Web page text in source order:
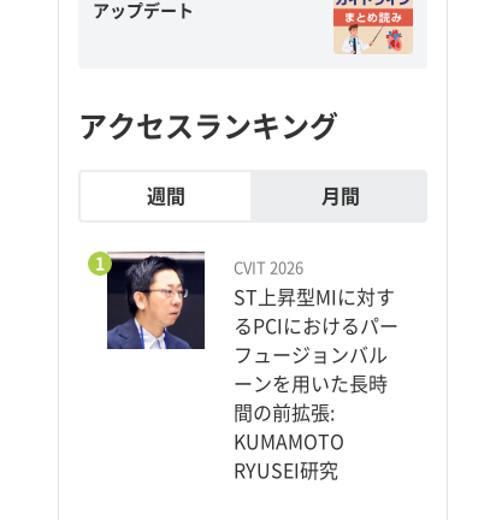
アップデート
アクセスランキング
週間 月間
1 CVIT 2026
ST上昇型MIに対す
るPCIにおけるパー
フュージョンバル
ーンを用いた長時
間の前拡張:
KUMAMOTO
RYUSEI研究